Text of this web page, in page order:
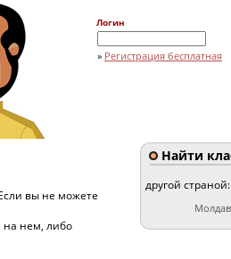
Логин
» Регистрация бесплатная
вы не можете
на нем, либо
Найти
другой страной: